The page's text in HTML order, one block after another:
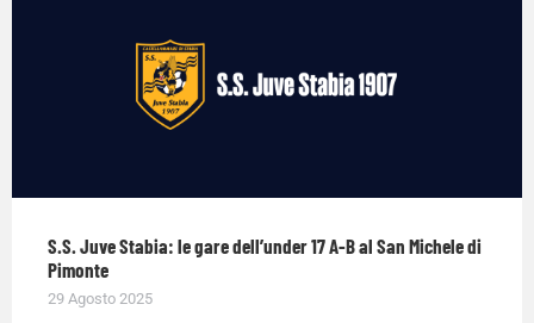
S.S. Juve Stabia: le gare dell’under 17 A-B al San Michele di
Pimonte
29 Agosto 2025